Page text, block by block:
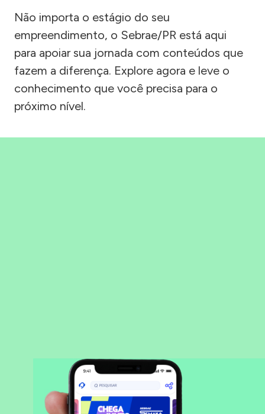
Não importa o estágio do seu
empreendimento, o Sebrae/PR está aqui
para apoiar sua jornada com conteúdos que
fazem a diferença. Explore agora e leve o
conhecimento que você precisa para o
próximo nível.